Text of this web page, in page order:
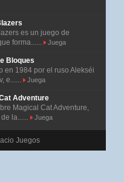
es un juego de
forma......
Juega
Bloques
en 1984 por el ruso Alekséi
e......
Juega
Adventure
Magical Cat Adventure,
la......
Juega
Juegos